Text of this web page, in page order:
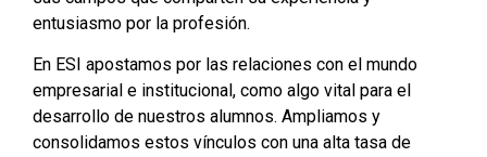
entusiasmo por la profesión.
En ESI apostamos por las relaciones con el mundo
empresarial e institucional, como algo vital para el
desarrollo de nuestros alumnos. Ampliamos y
consolidamos estos vínculos con una alta tasa de